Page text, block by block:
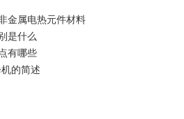
金属电热元件材料
是什么
有哪些
的简述